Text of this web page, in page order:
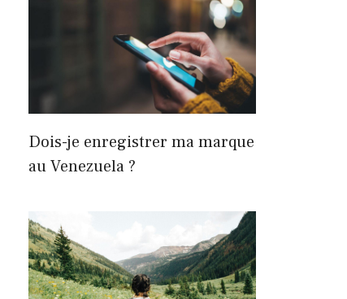
Dois-je enregistrer ma marque
au Venezuela ?